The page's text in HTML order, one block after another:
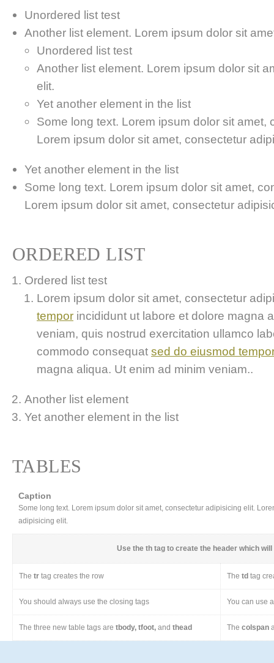
Unordered list test
Another list element. Lorem ipsum dolor sit
Unordered list test
Another list element. Lorem ipsum dolor sit
elit.
Yet another element in the list
Some long text. Lorem ipsum dolor sit amet,
Lorem ipsum dolor sit amet, consectetur
Yet another element in the list
Some long text. Lorem ipsum dolor sit amet,
Lorem ipsum dolor sit amet, consectetur
ORDERED LIST
Ordered list test
Lorem ipsum dolor sit amet, consectetur
tempor incididunt ut labore et dolore magna
veniam, quis nostrud exercitation ullamco
commodo consequat sed do eiusmod
magna aliqua. Ut enim ad minim veniam..
Another list element
Yet another element in the list
TABLES
Caption
Some long text. Lorem ipsum dolor sit amet, consectetur adipisicing elit.
adipisicing elit.
Use the th tag to create the header which
The tr tag creates the row The td tag
You should always use the closing tags You can use
The three new table tags are tbody, tfoot, and thead The colspan